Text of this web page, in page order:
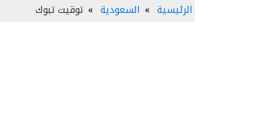
الرئيسية السعودية توقيت تبوك